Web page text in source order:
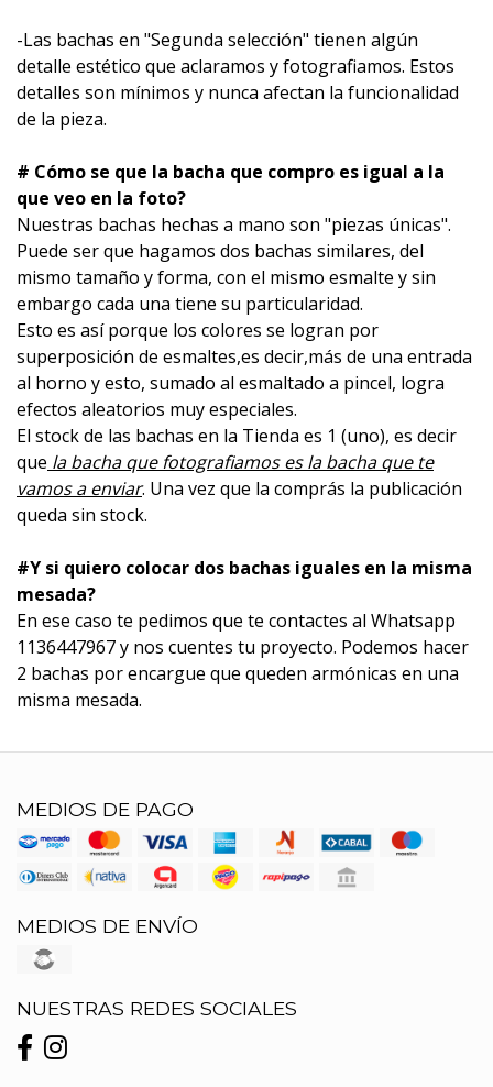
-Las bachas en "Segunda selección" tienen algún
detalle estético que aclaramos y fotografiamos. Estos
detalles son mínimos y nunca afectan la funcionalidad
de la pieza.
# Cómo se que la bacha que compro es igual a la
que veo en la foto?
Nuestras bachas hechas a mano son "piezas únicas".
Puede ser que hagamos dos bachas similares, del
mismo tamaño y forma, con el mismo esmalte y sin
embargo cada una tiene su particularidad.
Esto es así porque los colores se logran por
superposición de esmaltes,es decir,más de una entrada
al horno y esto, sumado al esmaltado a pincel, logra
efectos aleatorios muy especiales.
El stock de las bachas en la Tienda es 1 (uno), es decir
que la bacha que fotografiamos es la bacha que te
vamos a enviar. Una vez que la comprás la publicación
queda sin stock.
#Y si quiero colocar dos bachas iguales en la misma
mesada?
En ese caso te pedimos que te contactes al Whatsapp
1136447967 y nos cuentes tu proyecto. Podemos hacer
2 bachas por encargue que queden armónicas en una
misma mesada.
MEDIOS DE PAGO
MEDIOS DE ENVÍO
NUESTRAS REDES SOCIALES